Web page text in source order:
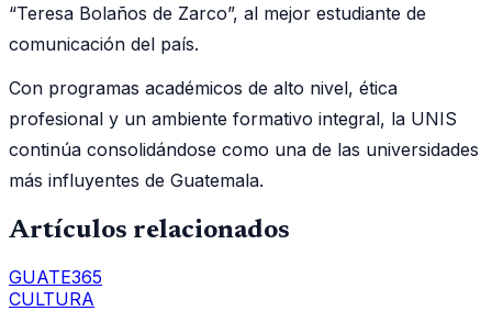
“Teresa Bolaños de Zarco”, al mejor estudiante de
comunicación del país.
Con programas académicos de alto nivel, ética
profesional y un ambiente formativo integral, la UNIS
continúa consolidándose como una de las universidades
más influyentes de Guatemala.
Artículos relacionados
GUATE365
CULTURA